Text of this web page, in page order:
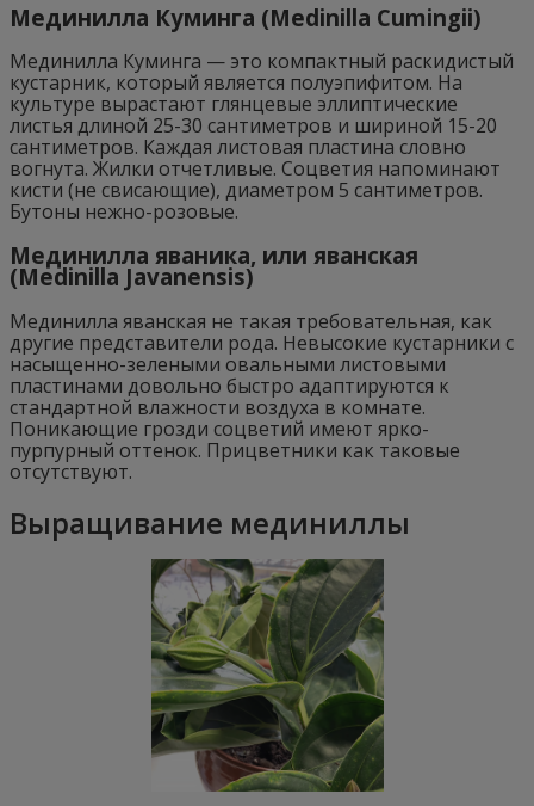
Мединилла Куминга (Medinilla Cumingii)
Мединилла Куминга — это компактный раскидистый
кустарник, который является полуэпифитом. На
культуре вырастают глянцевые эллиптические
листья длиной 25-30 сантиметров и шириной 15-20
сантиметров. Каждая листовая пластина словно
вогнута. Жилки отчетливые. Соцветия напоминают
кисти (не свисающие), диаметром 5 сантиметров.
Бутоны нежно-розовые.
Мединилла яваника, или яванская
(Medinilla Javanensis)
Мединилла яванская не такая требовательная, как
другие представители рода. Невысокие кустарники с
насыщенно-зелеными овальными листовыми
пластинами довольно быстро адаптируются к
стандартной влажности воздуха в комнате.
Поникающие грозди соцветий имеют ярко-
пурпурный оттенок. Прицветники как таковые
отсутствуют.
Выращивание мединиллы